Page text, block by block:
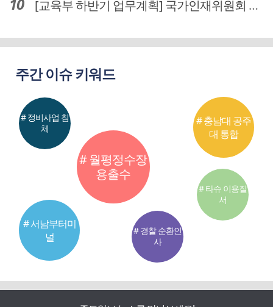
[교육부 하반기 업무계획] 국가인재위원회 신설… 거점국립대 3곳 성장엔진·AI 분야 패키지 지원
주간 이슈 키워드
# 월평정수장
용출수
# 서남부터미
널
# 충남대 공주
대 통합
# 정비사업 침
체
# 경찰 순환인
사
# 타슈 이용질
서